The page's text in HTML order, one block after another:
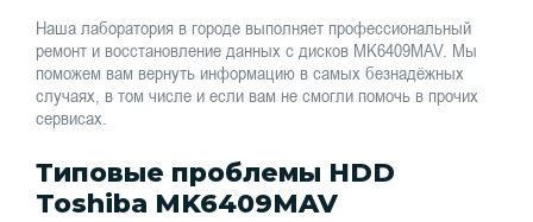
Наша лаборатория в городе выполняет профессиональный
ремонт и восстановление данных с дисков MK6409MAV. Мы
поможем вам вернуть информацию в самых безнадёжных
случаях, в том числе и если вам не смогли помочь в прочих
сервисах.
Типовые проблемы HDD
Toshiba MK6409MAV